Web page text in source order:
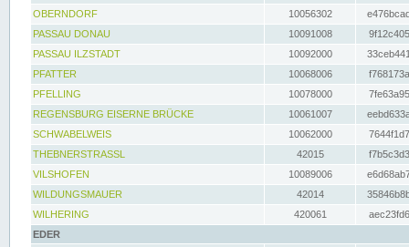
OBERNDORF
10056302
PASSAU DONAU
10091008
PASSAU ILZSTADT
10092000
PFATTER
10068006
PFELLING
10078000
REGENSBURG EISERNE BRÜCKE
10061007
SCHWABELWEIS
10062000
THEBNERSTRASSL
42015
VILSHOFEN
10089006
WILDUNGSMAUER
42014
WILHERING
420061
EDER